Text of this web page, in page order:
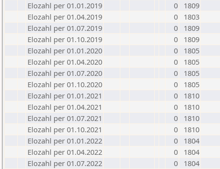
Elozahl per 01.01.2019
0
1809
Elozahl per 01.04.2019
0
1803
Elozahl per 01.07.2019
0
1809
Elozahl per 01.10.2019
0
1809
Elozahl per 01.01.2020
0
1805
Elozahl per 01.04.2020
0
1805
Elozahl per 01.07.2020
0
1805
Elozahl per 01.10.2020
0
1805
Elozahl per 01.01.2021
0
1810
Elozahl per 01.04.2021
0
1810
Elozahl per 01.07.2021
0
1810
Elozahl per 01.10.2021
0
1810
Elozahl per 01.01.2022
0
1804
Elozahl per 01.04.2022
0
1804
Elozahl per 01.07.2022
0
1804